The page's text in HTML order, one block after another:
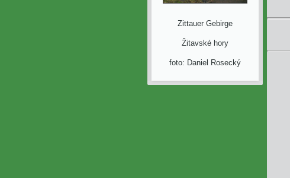
Zittauer Gebirge
Žitavské hory
foto: Daniel Rosecký